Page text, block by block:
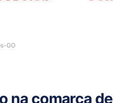
GO
na comarca de